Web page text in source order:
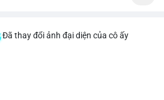
Đã thay đổi ảnh đại diện của cô ấy